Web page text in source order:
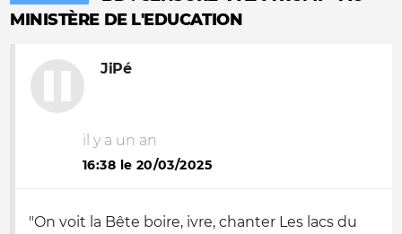
MINISTÈRE DE L'EDUCATION
JiPé
il y a un an
16:38 le 20/03/2025
"On voit la Bête boire, ivre, chanter Les lacs du